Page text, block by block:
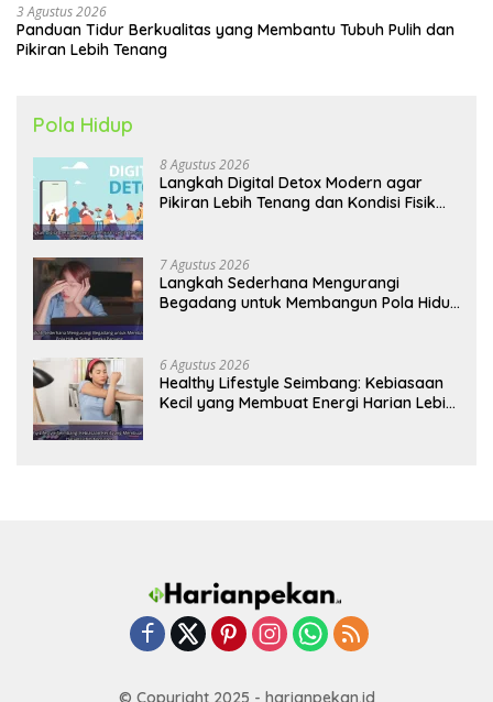
3 Agustus 2026
Panduan Tidur Berkualitas yang Membantu Tubuh Pulih dan
Pikiran Lebih Tenang
Pola Hidup
8 Agustus 2026
Langkah Digital Detox Modern agar
Pikiran Lebih Tenang dan Kondisi Fisik
7 Agustus 2026
Langkah Sederhana Mengurangi
Begadang untuk Membangun Pola Hidup
6 Agustus 2026
Healthy Lifestyle Seimbang: Kebiasaan
Kecil yang Membuat Energi Harian Lebih